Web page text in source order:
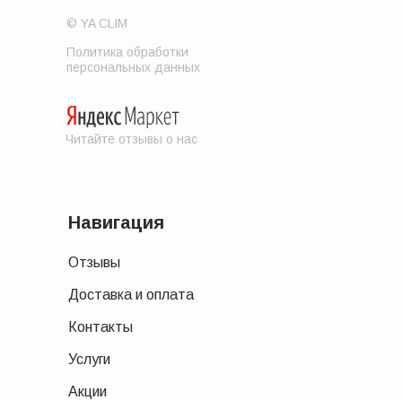
Навигация
Доставка и оплата
Отзывы
Контакты
Услуги
Акции
© YA CLIM
Политика обработки
персональных данных
Читайте отзывы о нас